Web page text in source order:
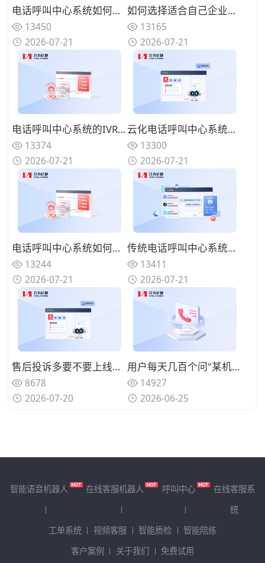
电话呼叫中心系统如何与在线渠道融合？全触点统一路由的协同方案
13450
2026-07-21
如何选择适合自己企业的电话呼叫中心系统？功能匹配与扩展性的权衡
13165
2026-07-21
电话呼叫中心系统的IVR设计有哪些技巧？告别迷宫式菜单的用户友好设计
13374
2026-07-21
云化电话呼叫中心系统有哪些优势？告别硬件束缚的灵活部署模式
13300
2026-07-21
电话呼叫中心系统如何实现来电智能分配？路由策略优化坐席资源调配
13244
2026-07-21
传统电话呼叫中心系统面临哪些挑战？数字化转型的迫切性与路径
13411
2026-07-21
售后投诉多要不要上线呼叫中心系统？规范来电处理标准
8678
2026-07-20
用户每天几百个问"某机型回收多少钱"、人工查型号报价慢还漏单？用智能电话呼叫中心系统自动识别型号并实时报价
14927
2026-06-25
智能语音机器人 在线客服机器人 呼叫中心
在线客服系
统
工单系统
视频客服 智能质检
智能陪练
客户案例
关于我们 免费试用